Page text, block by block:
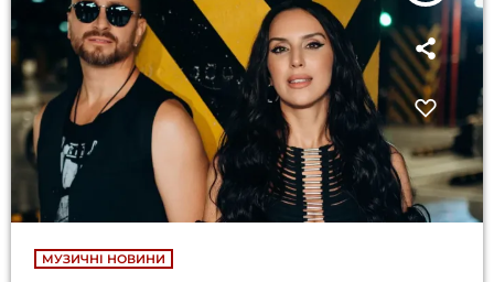
МУЗИЧНІ НОВИНИ